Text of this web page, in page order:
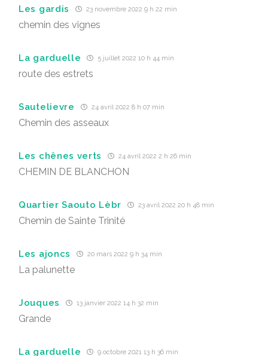
Les gardis 23 novembre 2022 9 h 22 min
chemin des vignes
La garduelle 5 juillet 2022 10 h 44 min
route des estrets
Sautelievre 24 avril 2022 8 h 07 min
Chemin des asseaux
Les chênes verts 24 avril 2022 2 h 26 min
CHEMIN DE BLANCHON
Quartier Saouto Lèbr 23 avril 2022 20 h 48 min
Chemin de Sainte Trinité
Les ajoncs 20 mars 2022 9 h 34 min
La palunette
Jouques 13 janvier 2022 14 h 32 min
Grande
La garduelle 9 octobre 2021 13 h 36 min